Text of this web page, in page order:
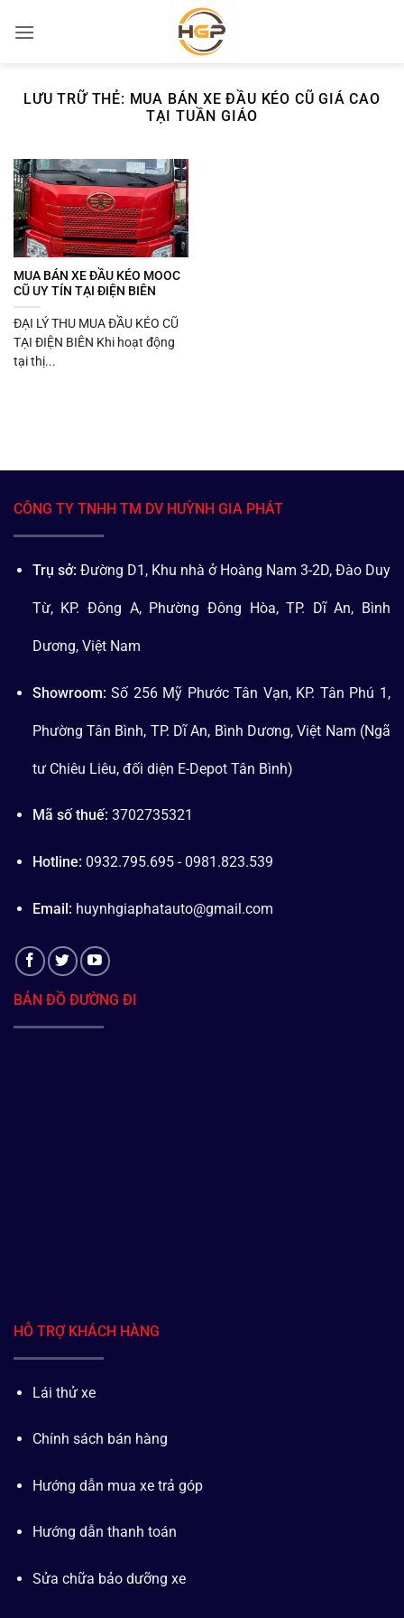
qua
LƯU TRỮ THẺ: MUA BÁN XE ĐẦU KÉO CŨ GIÁ CAO
TẠI TUẦN GIÁO
MUA BÁN XE ĐẦU KÉO MOOC
CŨ UY TÍN TẠI ĐIỆN BIÊN
ĐẠI LÝ THU MUA ĐẦU KÉO CŨ
TẠI ĐIỆN BIÊN Khi hoạt động
tại thị...
CÔNG TY TNHH TM DV HUỲNH GIA PHÁT
Trụ sở: Đường D1, Khu nhà ở Hoàng Nam 3-2D, Đào Duy
Từ, KP. Đông A, Phường Đông Hòa, TP. Dĩ An, Bình
Dương, Việt Nam
Showroom: Số 256 Mỹ Phước Tân Vạn, KP. Tân Phú 1,
Phường Tân Bình, TP. Dĩ An, Bình Dương, Việt Nam (Ngã
tư Chiêu Liêu, đối diện E-Depot Tân Bình)
Mã số thuế: 3702735321
Hotline: 0932.795.695 - 0981.823.539
Email: huynhgiaphatauto@gmail.com
BẢN ĐỒ ĐƯỜNG ĐI
HỖ TRỢ KHÁCH HÀNG
Lái thử xe
Chính sách bán hàng
Hướng dẫn mua xe trả góp
Hướng dẫn thanh toán
Sửa chữa bảo dưỡng xe